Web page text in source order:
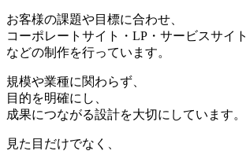
お客様の課題や目標に合わせ、
コーポレートサイト・LP・サービスサイト
などの制作を行っています。
規模や業種に関わらず、
目的を明確にし、
成果につながる設計を大切にしています。
見た目だけでなく、